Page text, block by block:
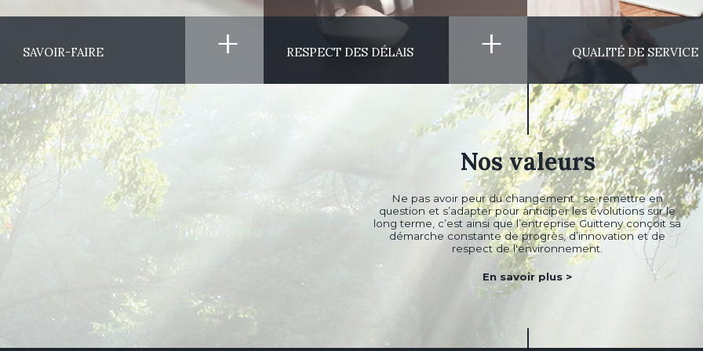
SAVOIR-FAIRE + RESPECT DES DÉLAIS + QUALITÉ DE SERVICE
Nos valeurs
Ne pas avoir peur du changement : se remettre en
question et s’adapter pour anticiper les évolutions sur le
long terme, c’est ainsi que l’entreprise Guitteny conçoit sa
démarche constante de progrès, d’innovation et de
respect de l'environnement.
En savoir plus >